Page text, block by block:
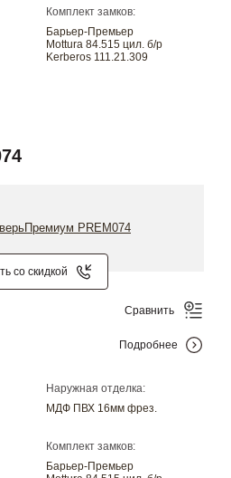
Комплект замков:
Барьер-Премьер
Mottura 84.515 цил. б/р
Kerberos 111.21.309
со скидкой
Наружная отделка:
МДФ ПВХ 16мм фрез.
Комплект замков:
Барьер-Премьер
Сравнить
Подробнее